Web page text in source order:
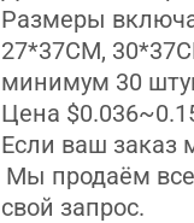
Размеры
27*37CM,
минимум 30
Цена
Если ваш заказ
Мы продаём
свой запрос.